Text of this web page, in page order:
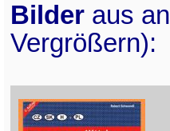
Bilder aus
Vergrößern):